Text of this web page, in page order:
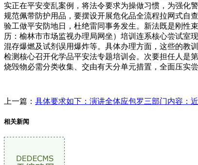
实正在平安变乱案例，将法令要求为操做习惯，为强化
规范佩带防护用品，要摆设开展危化品全流程拉网式自
验工做平安防地日，杜绝雷同事务发生。新法既是刚性
历：榆林市市场监视办理局网坐）培训连系核心尝试室
混存爆燃及试剂误用爆炸等。具体办理方面，这些的教
检测核心召开化学品平安法专题培训会。次要担任人是
烧毁物必需分类收集、交由有天分单元措置，全面压实
上一篇： 具体要求如下：演讲全体应包罗三部门内容：近
相关新闻